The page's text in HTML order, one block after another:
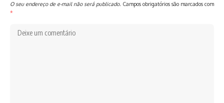
O seu endereço de e-mail não será publicado. Campos obrigatórios são marcados com
*